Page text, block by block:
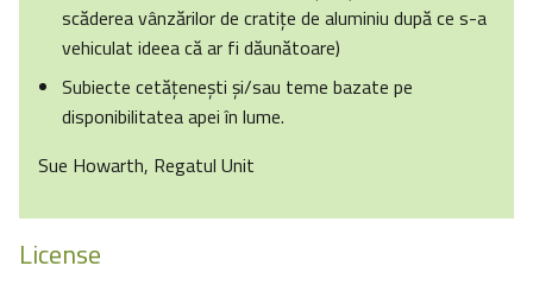
scăderea vânzărilor de cratiţe de aluminiu după ce s-a
vehiculat ideea că ar fi dăunătoare)
Subiecte cetăţeneşti şi/sau teme bazate pe
disponibilitatea apei în lume.
Sue Howarth, Regatul Unit
License